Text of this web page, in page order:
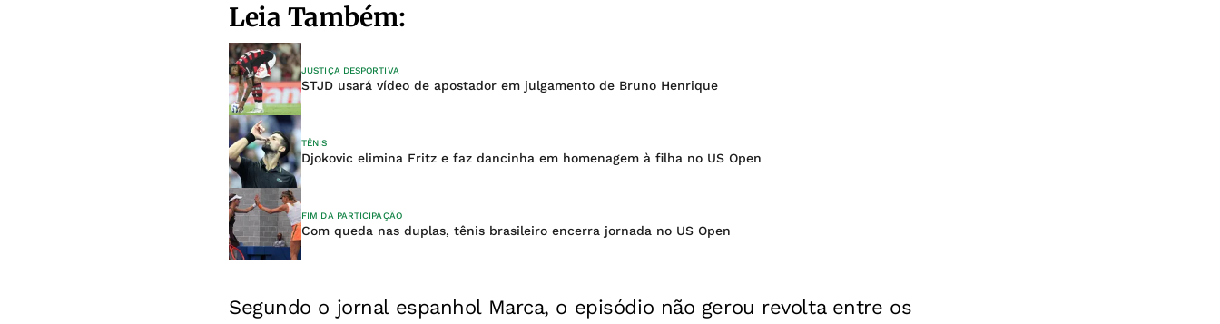
Leia Também:
JUSTIÇA DESPORTIVA
STJD usará vídeo de apostador em julgamento de Bruno Henrique
TÊNIS
Djokovic elimina Fritz e faz dancinha em homenagem à filha no US Open
FIM DA PARTICIPAÇÃO
Com queda nas duplas, tênis brasileiro encerra jornada no US Open
Segundo o jornal espanhol Marca, o episódio não gerou revolta entre os